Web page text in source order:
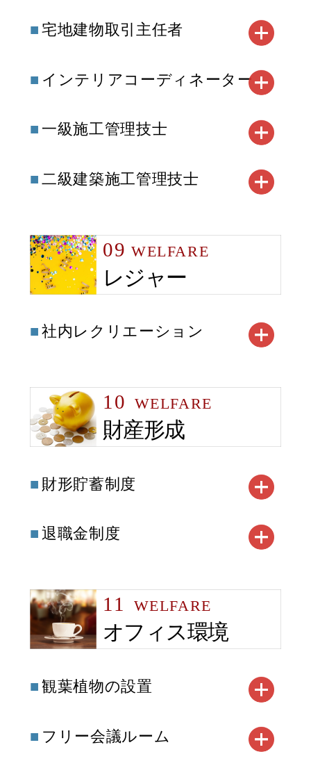
宅地建物取引主任者
インテリアコーディネーター
一級施工管理技士
二級建築施工管理技士
09 WELFARE
レジャー
社内レクリエーション
10 WELFARE
財産形成
財形貯蓄制度
退職金制度
11 WELFARE
オフィス環境
観葉植物の設置
フリー会議ルーム